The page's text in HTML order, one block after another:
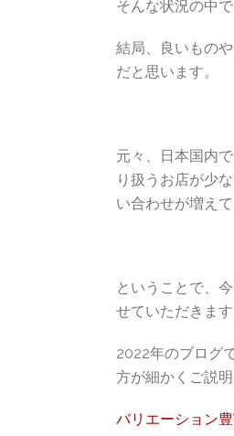
そんな状況の中
結局、良いもの
だと思います。
元々、日本国内
り扱うお店が少
い合わせが増え
ということで、
せていただきます
2022年のブログ
方が細かくご説
バリエーション